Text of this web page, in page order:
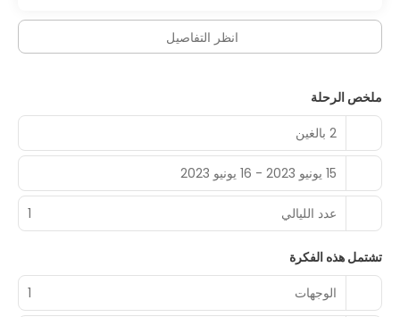
انظر التفاصيل
ملخص الرحلة
2 بالغين
15 يونيو 2023 - 16 يونيو 2023
عدد الليالي 1
تشتمل هذه الفكرة
الوجهات
1